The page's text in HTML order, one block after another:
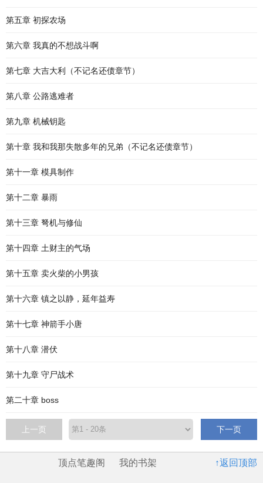
第五章 初探农场
第六章 我真的不想战斗啊
第七章 大吉大利（不记名还债章节）
第八章 公路逃难者
第九章 机械钥匙
第十章 我和我那失散多年的兄弟（不记名还债章节）
第十一章 模具制作
第十二章 暴雨
第十三章 弩机与修仙
第十四章 土财主的气场
第十五章 卖火柴的小男孩
第十六章 镇之以静，延年益寿
第十七章 神箭手小唐
第十八章 潜伏
第十九章 守尸战术
第二十章 boss
上一页 下一页
↑返回顶部
顶点笔趣阁 我的书架